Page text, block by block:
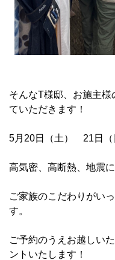
そんなT様邸、お施主
ていただきます！
5月20日（土） 21日
高気密、高断熱、地震
ご家族のこだわりがい
す。
ご予約のうえお越しい
ントいたします！